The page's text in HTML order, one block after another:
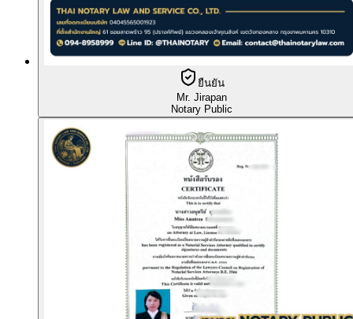
ยืนยัน
Mr. Jirapan
Notary Public